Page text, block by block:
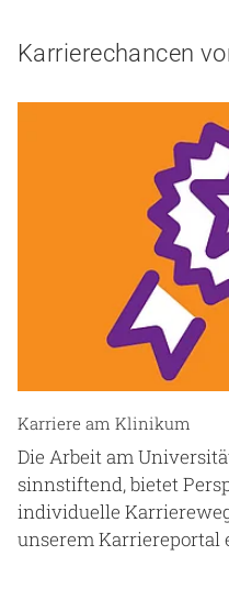
Karrierechancen
Karriere am Klinikum
Die Arbeit am
sinnstiftend, bietet
individuelle
unserem Karriereportal